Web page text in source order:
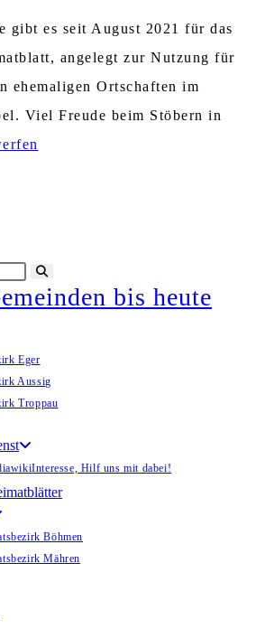
gibt es seit August 2021 für das
angelegt zur Nutzung für
ehemaligen Ortschaften im
Viel Freude beim Stöbern in
starten
bis heute
Eger
Aussig
Troppau
Interesse, Hilf uns mit dabei!
Böhmen
Mähren